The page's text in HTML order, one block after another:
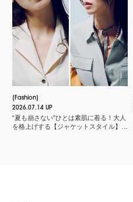
Fashion
2026.07.14 UP
“夏も崩さない”ひとは素肌に着る！大人
を格上げする【ジャケットスタイル】厳